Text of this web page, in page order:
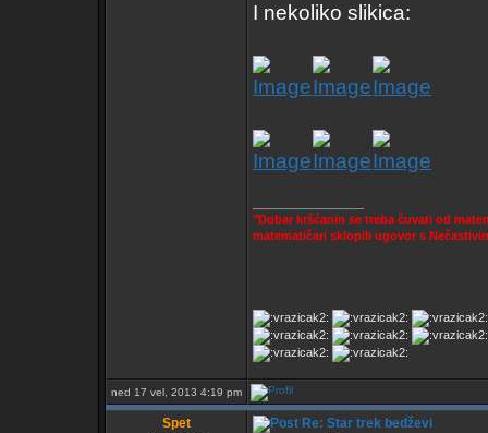
I nekoliko slikica:
"Dobar kršćanin se treba čuvati od
matematičari sklopili ugovor s
ned 17 vel, 2013 4:19 pm
Spet
Re: Star trek bedževi